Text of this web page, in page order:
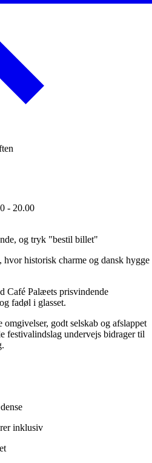
- 20.00
og tryk "bestil billet"
historisk charme og dansk hygge
Café Palæets prisvindende
fadøl i glasset.
godt selskab og afslappet
festivalindslag undervejs bidrager til
inklusiv